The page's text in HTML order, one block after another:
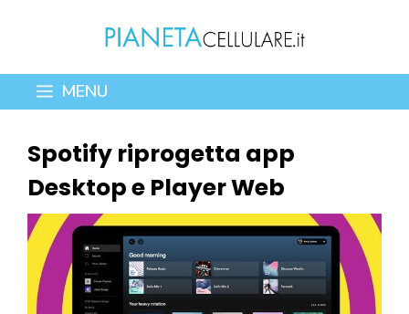
contenuto
MENU
Spotify riprogetta app
Desktop e Player Web